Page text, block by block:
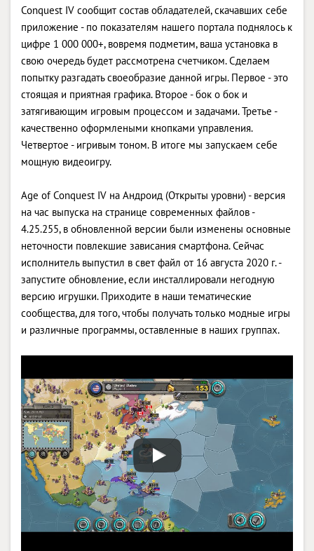
Conquest IV сообщит состав обладателей, скачавших себе
приложение - по показателям нашего портала поднялось к
цифре 1 000 000+, вовремя подметим, ваша установка в
свою очередь будет рассмотрена счетчиком. Сделаем
попытку разгадать своеобразие данной игры. Первое - это
стоящая и приятная графика. Второе - бок о бок и
затягивающим игровым процессом и задачами. Третье -
качественно оформлеными кнопками управления.
Четвертое - игривым тоном. В итоге мы запускаем себе
мощную видеоигру.
Age of Conquest IV на Андроид (Открыты уровни) - версия
на час выпуска на странице современных файлов -
4.25.255, в обновленной версии были изменены основные
неточности повлекшие зависания смартфона. Сейчас
исполнитель выпустил в свет файл от 16 августа 2020 г. -
запустите обновление, если инсталлировали негодную
версию игрушки. Приходите в наши тематические
сообщества, для того, чтобы получать только модные игры
и различные программы, оставленные в наших группах.